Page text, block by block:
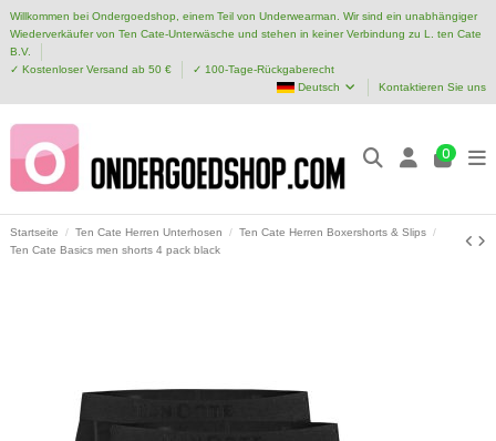
Willkommen bei Ondergoedshop, einem Teil von Underwearman. Wir sind ein unabhängiger
Wiederverkäufer von Ten Cate-Unterwäsche und stehen in keiner Verbindung zu L. ten Cate
B.V.
✓ Kostenloser Versand ab 50 €
✓ 100-Tage-Rückgaberecht
Deutsch
Kontaktieren Sie uns
0
Startseite Ten Cate Herren Unterhosen
Ten Cate Herren Boxershorts & Slips
Ten Cate Basics men shorts 4 pack black